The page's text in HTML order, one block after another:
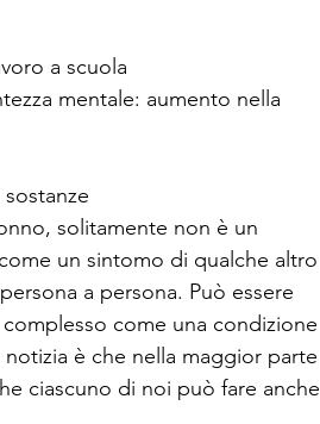
a scuola
mentale: aumento nella
solitamente non è un
un sintomo di qualche altro
a persona. Può essere
come una condizione
è che nella maggior parte
ciascuno di noi può fare anche